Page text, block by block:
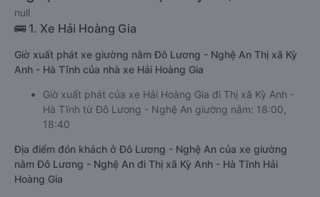
null
🚌 1. Xe Hải Hoàng Gia
Giờ xuất phát xe giường nằm Đô Lương - Nghệ An Thị xã Kỳ
Anh - Hà Tĩnh của nhà xe Hải Hoàng Gia
Giờ xuất phát của xe Hải Hoàng Gia đi Thị xã Kỳ Anh -
Hà Tĩnh từ Đô Lương - Nghệ An giường nằm: 18:00,
18:40
Địa điểm đón khách ở Đô Lương - Nghệ An của xe giường
nằm Đô Lương - Nghệ An đi Thị xã Kỳ Anh - Hà Tĩnh Hải
Hoàng Gia